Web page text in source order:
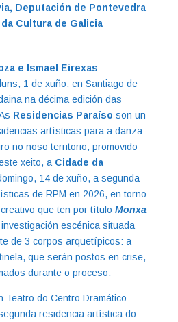
Deputación de Pontevedra
Cultura de Galicia
e Ismael Eirexas
1 de xuño, en Santiago de
na décima edición das
Residencias Paraíso son un
artísticas para a danza
no noso territorio, promovido
xeito, a Cidade da
14 de xuño, a segunda
de RPM en 2026, en torno
que ten por título Monxa
escénica situada
de 3 corpos arquetípicos: a
que serán postos en crise,
durante o proceso.
Teatro do Centro Dramático
residencia artística do